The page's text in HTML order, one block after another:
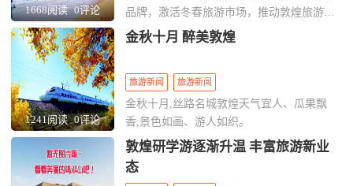
1668阅读 0评论
品牌，激活冬春旅游市场，推动敦煌旅游业
高质量发展，助力敦煌国际文化旅游名城建
品、优惠政策和奖励补贴政策。具体为：“两
免、六惠、四奖补”。
1241阅读 0评论
金秋十月 醉美敦煌
旅游新闻 旅游新闻
金秋十月,丝路名城敦煌天气宜人、瓜果飘
香,景色如画、游人如织。
敦煌研学游逐渐升温 丰富旅游新业
态